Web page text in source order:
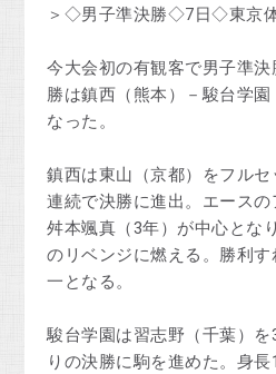
＞◇男子準決勝◇7日◇東京
今大会初の有観客で男子準
勝は鎮西（熊本）－駿台学
なった。
鎮西は東山（京都）をフル
連続で決勝に進出。エース
舛本颯真（3年）が中心とな
のリベンジに燃える。勝利
一となる。
駿台学園は習志野（千葉）
りの決勝に駒を進めた。身